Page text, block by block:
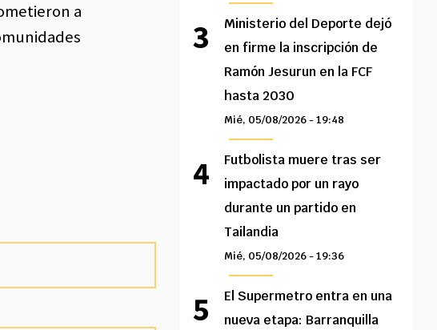
a
Ministerio del Deporte dejó
en firme la inscripción de
Ramón Jesurun en la FCF
hasta 2030
Mié, 05/08/2026 - 19:48
Futbolista muere tras ser
impactado por un rayo
durante un partido en
Tailandia
Mié, 05/08/2026 - 19:36
El Supermetro entra en una
nueva etapa: Barranquilla